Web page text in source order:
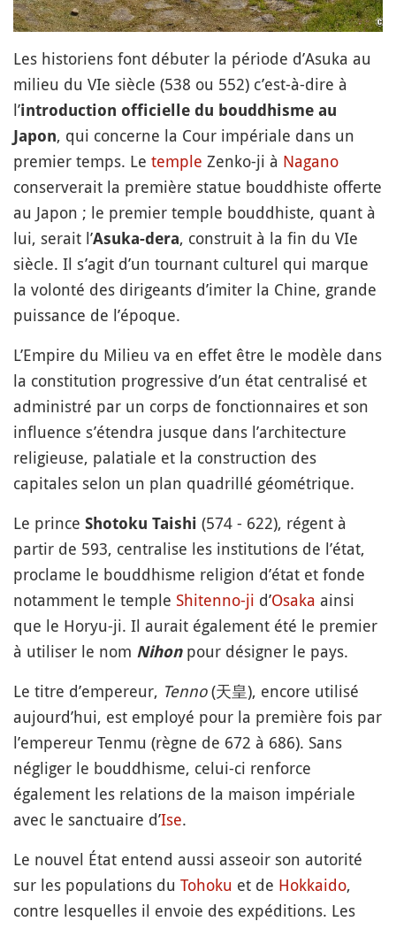
Les historiens font débuter la période d’Asuka au
milieu du VIe siècle (538 ou 552) c’est-à-dire à
l’introduction officielle du bouddhisme au
Japon, qui concerne la Cour impériale dans un
premier temps. Le temple Zenko-ji à Nagano
conserverait la première statue bouddhiste offerte
au Japon ; le premier temple bouddhiste, quant à
lui, serait l’Asuka-dera, construit à la fin du VIe
siècle. Il s’agit d’un tournant culturel qui marque
la volonté des dirigeants d’imiter la Chine, grande
puissance de l’époque.
L’Empire du Milieu va en effet être le modèle dans
la constitution progressive d’un état centralisé et
administré par un corps de fonctionnaires et son
influence s’étendra jusque dans l’architecture
religieuse, palatiale et la construction des
capitales selon un plan quadrillé géométrique.
Le prince Shotoku Taishi (574 - 622), régent à
partir de 593, centralise les institutions de l’état,
proclame le bouddhisme religion d’état et fonde
notamment le temple Shitenno-ji d’Osaka ainsi
que le Horyu-ji. Il aurait également été le premier
à utiliser le nom Nihonpour désigner le pays.
Le titre d’empereur, Tenno(天皇), encore utilisé
aujourd’hui, est employé pour la première fois par
l’empereur Tenmu (règne de 672 à 686). Sans
négliger le bouddhisme, celui-ci renforce
également les relations de la maison impériale
avec le sanctuaire d’Ise.
Le nouvel État entend aussi asseoir son autorité
sur les populations du Tohoku et de Hokkaido,
contre lesquelles il envoie des expéditions. Les